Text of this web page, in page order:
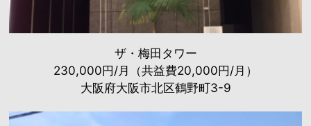
ザ・梅田タワー
230,000円/月（共益費20,000円/月）
大阪府大阪市北区鶴野町3-9